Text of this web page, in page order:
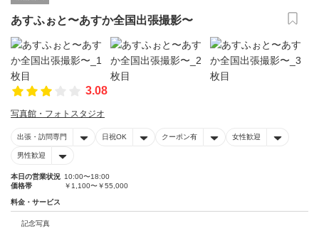
あすふぉと〜あすか全国出張撮影〜
3.08
写真館・フォトスタジオ
出張・訪問専門 日祝OK クーポン有 女性歓迎
男性歓迎
本日の営業状況 10:00〜18:00
価格帯
￥1,100〜￥55,000
料金・サービス
記念写真